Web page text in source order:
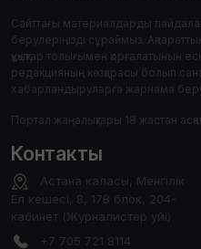
Сайттағы материалдарды
берулеріңізді сұраймыз.
құқықтар толығымен қорғалатынын
редакцияның көзқарасы болып
хабарландыруларға жарнама
Портал жаңалықтары 18 жастан
Контакты
Астана каласы, Менгілік
Ел кешесі, 8, 17В блок, 204-
кабинет (Журналистер уйі)
+7 705 721 8114